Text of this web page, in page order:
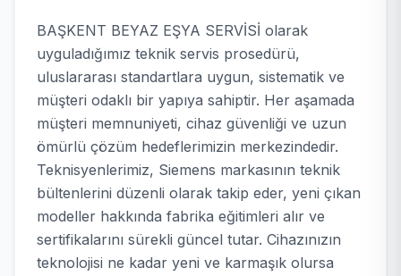
BAŞKENT BEYAZ EŞYA SERVİSİ olarak
uyguladığımız teknik servis prosedürü,
uluslararası standartlara uygun, sistematik ve
müşteri odaklı bir yapıya sahiptir. Her aşamada
müşteri memnuniyeti, cihaz güvenliği ve uzun
ömürlü çözüm hedeflerimizin merkezindedir.
Teknisyenlerimiz, Siemens markasının teknik
bültenlerini düzenli olarak takip eder, yeni çıkan
modeller hakkında fabrika eğitimleri alır ve
sertifikalarını sürekli güncel tutar. Cihazınızın
teknolojisi ne kadar yeni ve karmaşık olursa